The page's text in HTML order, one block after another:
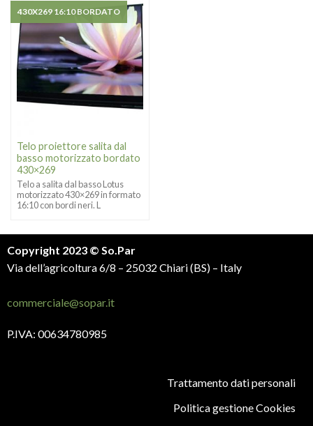
Telo proiettore salita dal
basso motorizzato bordato
430×269
Telo a salita dal basso Lotus
motorizzato 430×269 in formato
16:10 con bordi neri. L
430X269 16:10 BORDATO
Copyright 2023 © So.Par
Via dell’agricoltura 6/8 – 25032 Chiari (BS) – Italy
commerciale@sopar.it
P.IVA: 00634780985
Trattamento dati personali
Politica gestione Cookies